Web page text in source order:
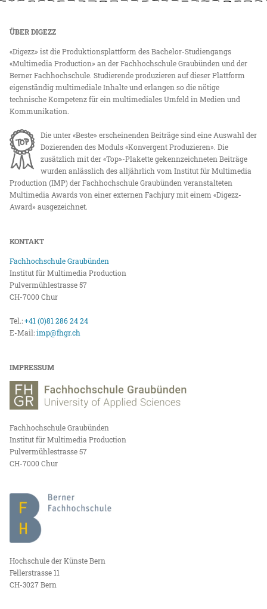
ÜBER DIGEZZ
«Digezz» ist die Produktionsplattform des Bachelor-Studiengangs
«Multimedia Production» an der Fachhochschule Graubünden und der
Berner Fachhochschule. Studierende produzieren auf dieser Plattform
eigenständig multimediale Inhalte und erlangen so die nötige
technische Kompetenz für ein multimediales Umfeld in Medien und
Kommunikation.
Die unter «Beste» erscheinenden Beiträge sind eine Auswahl der
Dozierenden des Moduls «Konvergent Produzieren». Die
zusätzlich mit der «Top»-Plakette gekennzeichneten Beiträge
wurden anlässlich des alljährlich vom Institut für Multimedia
Production (IMP) der Fachhochschule Graubünden veranstalteten
Multimedia Awards von einer externen Fachjury mit einem «Digezz-
Award» ausgezeichnet.
KONTAKT
Fachhochschule Graubünden
Institut für Multimedia Production
Pulvermühlestrasse 57
CH-7000 Chur
Tel.:+41 (0)81 286 24 24
E-Mail:imp@fhgr.ch
IMPRESSUM
Fachhochschule Graubünden
Institut für Multimedia Production
Pulvermühlestrasse 57
CH-7000 Chur
Hochschule der Künste Bern
Fellerstrasse 11
CH-3027 Bern